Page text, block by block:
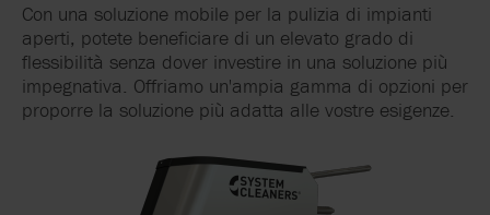
Con una soluzione mobile per la pulizia di impianti
aperti, potete beneficiare di un elevato grado di
flessibilità senza dover investire in una soluzione più
impegnativa. Offriamo un'ampia gamma di opzioni per
proporre la soluzione più adatta alle vostre esigenze.